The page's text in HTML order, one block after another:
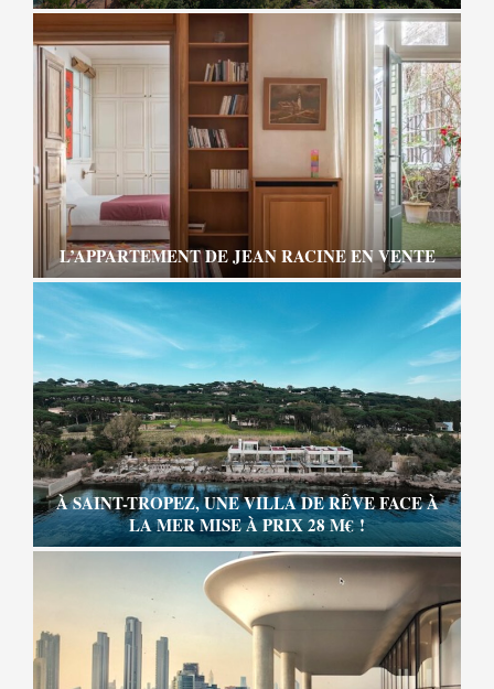
L’APPARTEMENT DE JEAN RACINE EN VENTE
À SAINT-TROPEZ, UNE VILLA DE RÊVE FACE À
LA MER MISE À PRIX 28 M€ !